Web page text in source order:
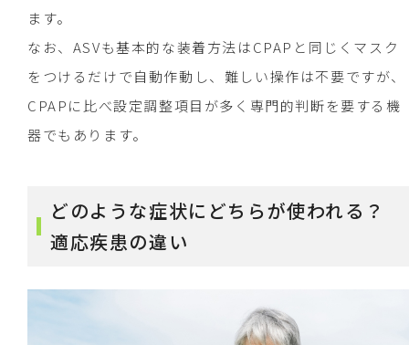
ます。
なお、ASVも基本的な装着方法はCPAPと同じくマスク
をつけるだけで自動作動し、難しい操作は不要ですが、
CPAPに比べ設定調整項目が多く専門的判断を要する機
器でもあります。
どのような症状にどちらが使われる？
適応疾患の違い